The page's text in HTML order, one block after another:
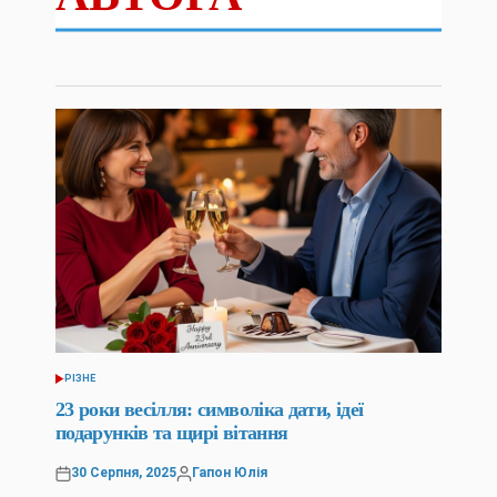
ОПУБЛІКУВАТИ
У
РІЗНЕ
23 роки весілля: символіка дати, ідеї
подарунків та щирі вітання
Оприлюднено
30 Серпня, 2025
Опубліковано
Гапон Юлія